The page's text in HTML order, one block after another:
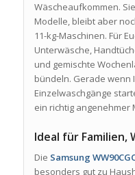
Wäscheaufkommen.
Modelle, bleibt aber
11-kg-Maschinen. Für
Unterwäsche,
und gemischte
bündeln. Gerade wenn
Einzelwaschgänge
ein richtig angenehmer
Ideal für Familien,
Die Samsung
besonders gut zu